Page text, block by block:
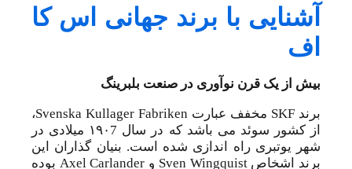
آشنایی با برند جهانی اس کا
اف
بیش از یک قرن نوآوری در صنعت بلبرینگ
برند SKF مخفف عبارت Svenska Kullager Fabriken،
از کشور سوئد می باشد که در سال ۱۹۰7 میلادی در
شهر یوتبری راه اندازی شده است. بنیان گذاران این
برند اشخاص Sven Wingquist و Axel Carlander بوده